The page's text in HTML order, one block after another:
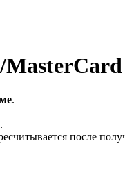
.
.
после